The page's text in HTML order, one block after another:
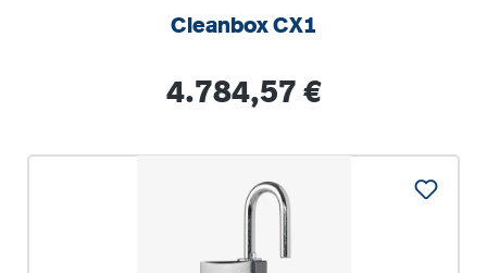
Cleanbox CX1
Regulärer Preis:
4.784,57 €